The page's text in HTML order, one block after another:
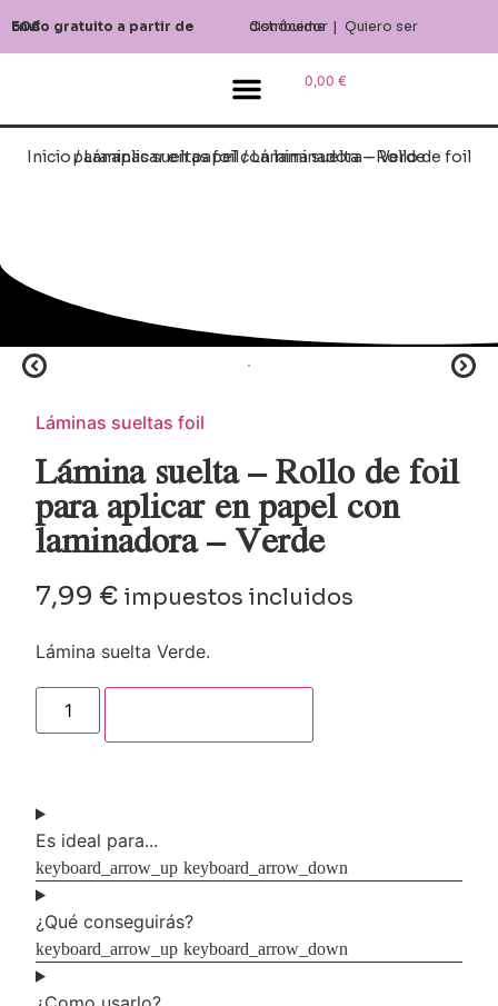
Envío gratuito a partir de 50€ Conóceme|
Quiero ser distribuidor
0,00€
Inicio/Láminas sueltas foil
/ Lámina suelta – Rollo de foil para aplicar en papel con laminadora – Verde
Láminas sueltas foil
Lámina suelta – Rollo de foil
para aplicar en papel con
laminadora – Verde
7,99 € impuestos incluidos
Lámina suelta Verde.
Es ideal para...
¿Qué conseguirás?